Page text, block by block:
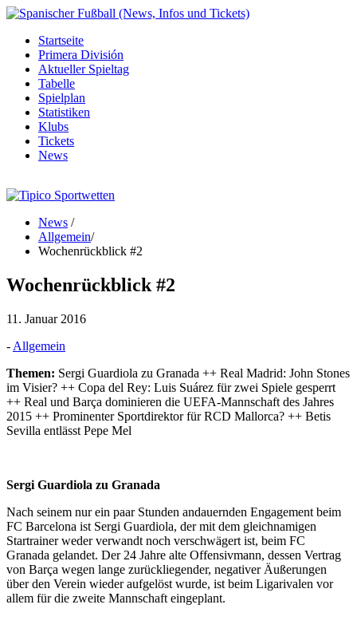
Startseite
Primera División
Aktueller Spieltag
Tabelle
Spielplan
Statistiken
Klubs
Tickets
News
News /
Allgemein/
Wochenrückblick #2
Wochenrückblick #2
11. Januar 2016
- Allgemein
Themen: Sergi Guardiola zu Granada ++ Real Madrid: John Stones
im Visier? ++ Copa del Rey: Luis Suárez für zwei Spiele gesperrt
++ Real und Barça dominieren die UEFA-Mannschaft des Jahres
2015 ++ Prominenter Sportdirektor für RCD Mallorca? ++ Betis
Sevilla entlässt Pepe Mel
Sergi Guardiola zu Granada
Nach seinem nur ein paar Stunden andauernden Engagement beim
FC Barcelona ist Sergi Guardiola, der mit dem gleichnamigen
Startrainer weder verwandt noch verschwägert ist, beim FC
Granada gelandet. Der 24 Jahre alte Offensivmann, dessen Vertrag
von Barça wegen lange zurückliegender, negativer Äußerungen
über den Verein wieder aufgelöst wurde, ist beim Ligarivalen vor
allem für die zweite Mannschaft eingeplant.